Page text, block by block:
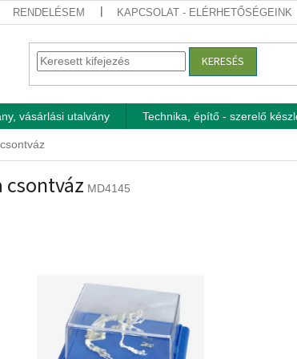
RENDELÉSEM KAPCSOLAT - ELÉRHETŐSÉGEINK
KERESÉS
vásárlási utalvány Technika, építő - szerelő
csontváz MD4145